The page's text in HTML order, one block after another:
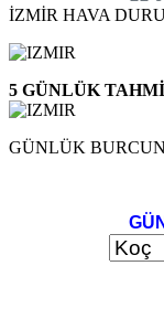
İZMİR HAVA
5 GÜNLÜK
GÜNLÜK